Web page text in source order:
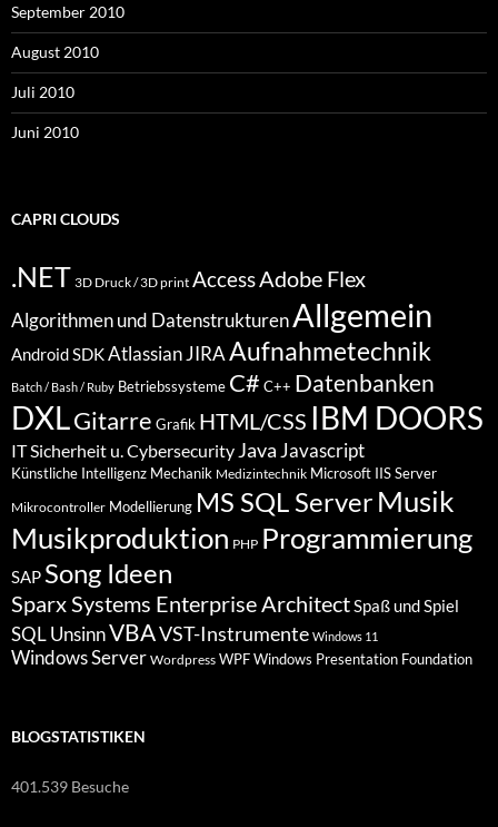
September 2010
August 2010
Juli 2010
Juni 2010
CAPRI CLOUDS
.NET 3D Druck / 3D print AccessAdobe Flex
Algorithmen und Datenstrukturen Allgemein
Android SDKAtlassian JIRA Aufnahmetechnik
Batch / Bash / Ruby Betriebssysteme C# C++ Datenbanken
DXLGitarre Grafik HTML/CSS IBM DOORS
IT Sicherheit u. Cybersecurity Java Javascript
Künstliche Intelligenz Mechanik Medizintechnik Microsoft IIS Server
Mikrocontroller Modellierung MS SQL Server Musik
Musikproduktion PHP Programmierung
SAP Song Ideen
Sparx Systems Enterprise ArchitectSpaß und Spiel
SQL UnsinnVBAVST-Instrumente Windows 11
Windows Server Wordpress WPF Windows Presentation Foundation
BLOGSTATISTIKEN
401.539 Besuche